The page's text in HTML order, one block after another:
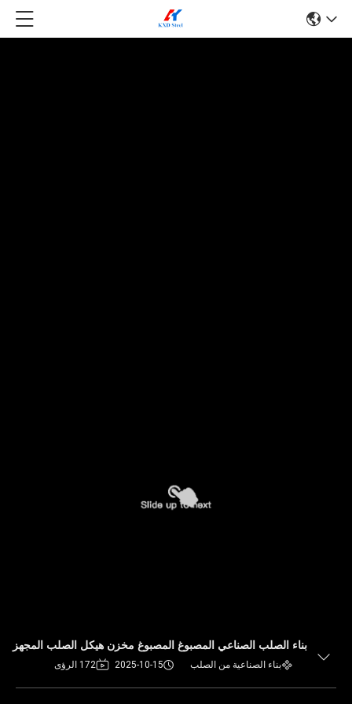
بناء الصلب الصناعي المصبوغ المصبوغ مخزن هيكل الصلب المجهز
بناء الصناعية من الصلب 2025-10-15 172 الرؤى